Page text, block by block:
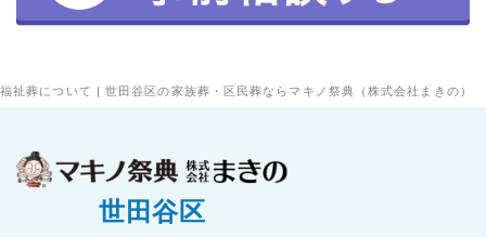
福祉葬について | 世田谷区の家族葬・区民葬ならマキノ祭典（株式会社まきの）
世田谷区